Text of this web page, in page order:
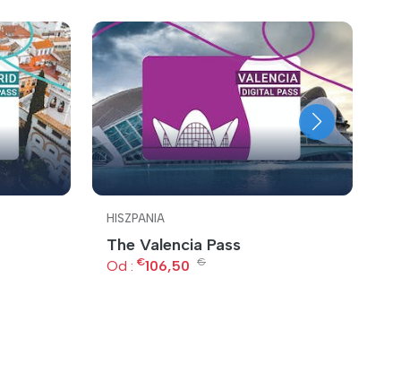
HISZPANIA
The Valencia Pass
Od : €106,50 €